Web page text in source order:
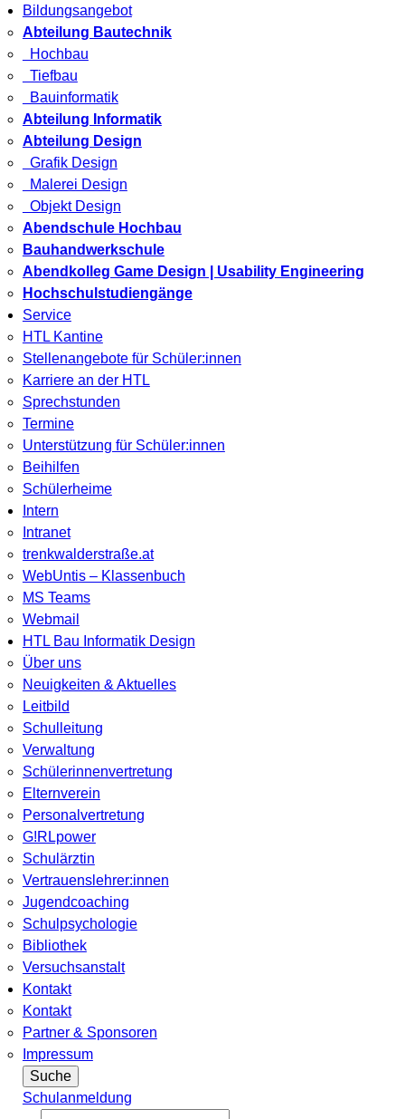
Bildungsangebot
Abteilung Bautechnik
Hochbau
Tiefbau
Bauinformatik
Abteilung Informatik
Abteilung Design
Grafik Design
Malerei Design
Objekt Design
Abendschule Hochbau
Bauhandwerkschule
Abendkolleg Game Design | Usability Engineering
Hochschulstudiengänge
Service
HTL Kantine
Stellenangebote für Schüler:innen
Karriere an der HTL
Sprechstunden
Termine
Unterstützung für Schüler:innen
Beihilfen
Schülerheime
Intern
Intranet
trenkwalderstraße.at
WebUntis – Klassenbuch
MS Teams
Webmail
HTL Bau Informatik Design
Über uns
Neuigkeiten & Aktuelles
Leitbild
Schulleitung
Verwaltung
Schülerinnenvertretung
Elternverein
Personalvertretung
G!RLpower
Schulärztin
Vertrauenslehrer:innen
Jugendcoaching
Schulpsychologie
Bibliothek
Versuchsanstalt
Kontakt
Kontakt
Partner & Sponsoren
Impressum
Suche
Schulanmeldung